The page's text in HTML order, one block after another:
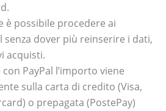
è possibile procedere ai
senza dover più reinserire i dati,
acquisti.
PayPal l’importo viene
sulla carta di credito (Visa,
o prepagata (PostePay)